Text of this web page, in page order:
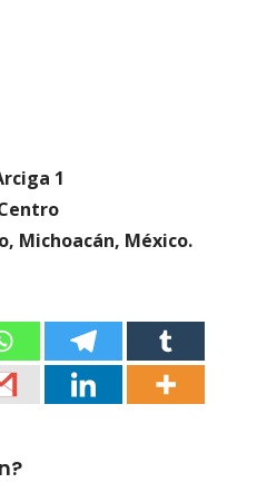
1
Michoacán, México.